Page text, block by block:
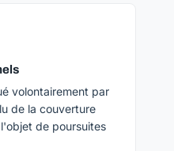
volontairement par
de la couverture
de poursuites